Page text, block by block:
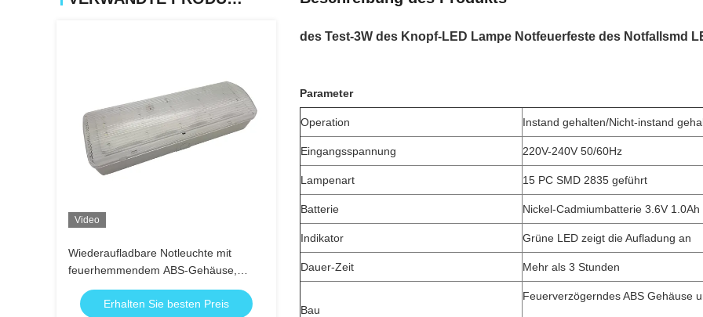
Video
Wiederaufladbare Notleuchte mit
feuerhemmendem ABS-Gehäuse,
Nickel-Cadmium-Batterie und 3
Stunden Leuchtdauer
Erhalten Sie besten Preis
des Test-3W des Knopf-LED Lampe Notfeuerfeste des Notfallsmd
Parameter
Operation Instand gehalten/Nicht-instand
Eingangsspannung 220V-240V 50/60Hz
Lampenart 15 PC SMD 2835 geführt
Batterie Nickel-Cadmiumbatterie 3.6V 1.0Ah
Indikator Grüne LED zeigt die Aufladung an
Dauer-Zeit Mehr als 3 Stunden
Bau
Feuerverzögerndes ABS Gehäuse